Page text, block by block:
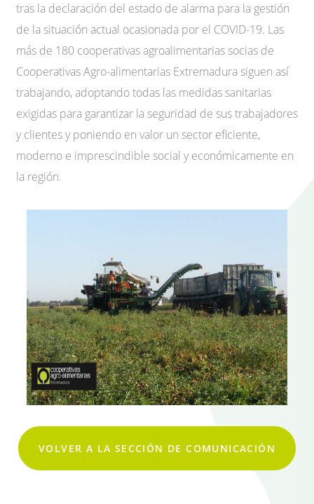
tras la declaración del estado de alarma para la gestión
de la situación actual ocasionada por el COVID-19. Las
más de 180 cooperativas agroalimentarias socias de
Cooperativas Agro-alimentarias Extremadura siguen así
trabajando, adoptando todas las medidas sanitarias
exigidas para garantizar la seguridad de sus trabajadores
y clientes y poniendo en valor un sector eficiente,
moderno e imprescindible social y económicamente en
la región.
VOLVER A LA SECCIÓN DE COMUNICACIÓN